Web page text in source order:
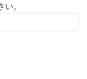
。